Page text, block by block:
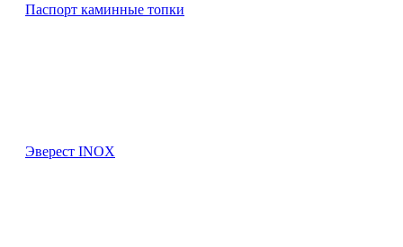
Паспорт каминные топки
Эверест INOX